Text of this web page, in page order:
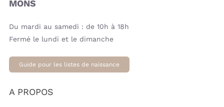
MONS
Du mardi au samedi : de 10h à 18h
Fermé le lundi et le dimanche
Guide pour les listes de naissance
A PROPOS